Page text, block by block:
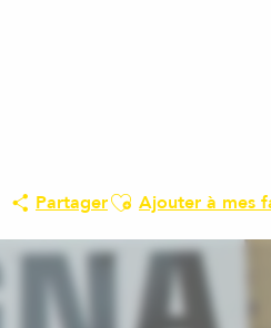
PartagerAjouter aux favoris
Ajouter à mes